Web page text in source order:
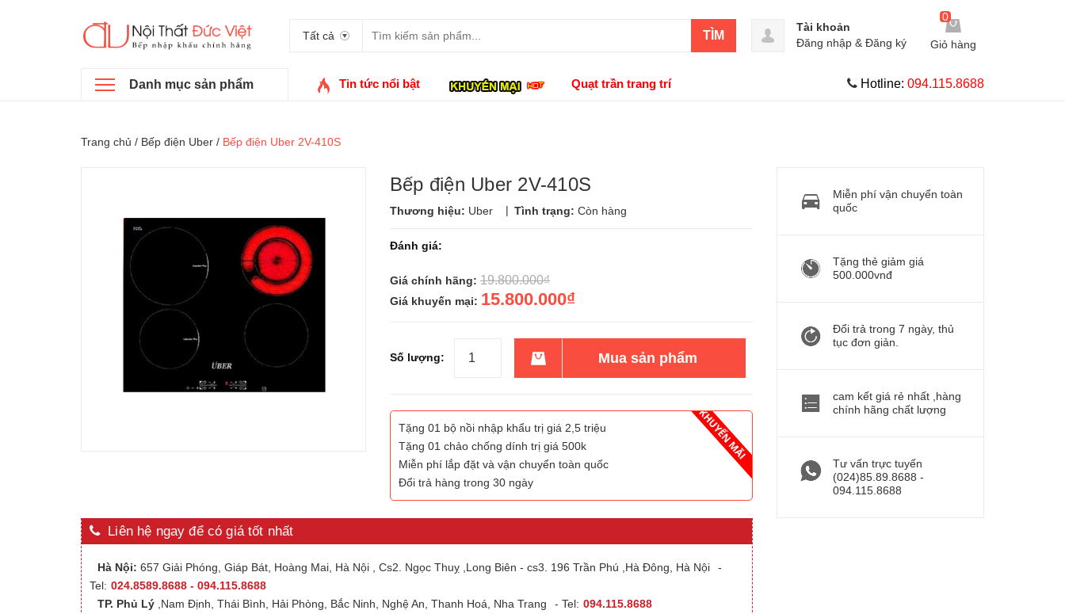
Tất cả TÌM
0
Giỏ hàng
Tài khoản
Đăng nhập & Đăng ký
Danh mục sản phẩm Tin tức nổi bật Quạt trần trang trí Hotline: 094.115.8688
Trang chủ / Bếp điện Uber / Bếp điện Uber 2V-410S
Bếp điện Uber 2V-410S
Thương hiệu: Uber | Tình trạng: Còn hàng
Đánh giá:
Giá chính hãng: 19.800.000₫
Giá khuyến mại: 15.800.000₫
Số lượng: Mua sản phẩm
Tặng 01 bộ nồi nhập khẩu trị giá 2,5 triệu
Tặng 01 chảo chống dính trị giá 500k
Miễn phí lắp đặt và vận chuyển toàn quốc
Đổi trả hàng trong 30 ngày
Miễn phí vận chuyển toàn
quốc
Tặng thẻ giảm giá
500.000vnđ
Đổi trả trong 7 ngày, thủ
tục đơn giản.
cam kết giá rẻ nhất ,hàng
chính hãng chất lượng
Tư vấn trực tuyến
(024)85.89.8688 -
094.115.8688
Liên hệ ngay để có giá tốt nhất
Hà Nội: 657 Giải Phóng, Giáp Bát, Hoàng Mai, Hà Nội , Cs2. Ngọc Thuỵ ,Long Biên - cs3. 196 Trần Phú ,Hà Đông, Hà Nội
-
Tel: 024.8589.8688 - 094.115.8688
TP. Phủ Lý ,Nam Định, Thái Bình, Hải Phòng, Bắc Ninh, Nghệ An, Thanh Hoá, Nha Trang - Tel: 094.115.8688